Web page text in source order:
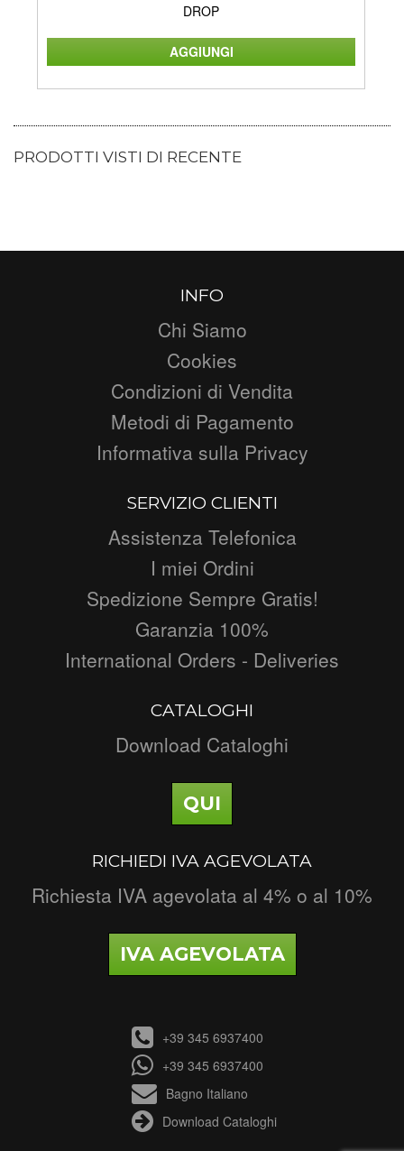
DROP
PRODOTTI VISTI DI RECENTE
INFO
Chi Siamo
Cookies
Condizioni di Vendita
Metodi di Pagamento
Informativa sulla Privacy
SERVIZIO CLIENTI
Assistenza Telefonica
I miei Ordini
Spedizione Sempre Gratis!
Garanzia 100%
International Orders - Deliveries
CATALOGHI
Download Cataloghi
QUI
RICHIEDI IVA AGEVOLATA
Richiesta IVA agevolata al 4% o al 10%
IVA AGEVOLATA
+39 345 6937400
+39 345 6937400
Bagno Italiano
Download Cataloghi